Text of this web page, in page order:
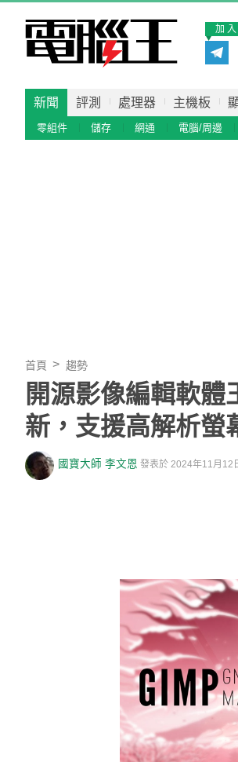
加
新聞 評測 處理器 主機板
零組件 儲存 網通 電腦/周邊
首頁 趨勢
開源影像編輯軟
新，支援高解析螢
國寶大師 李文恩 發表於 2024年11月12